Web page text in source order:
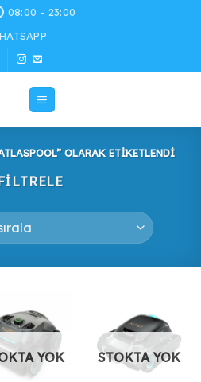
08:00 - 23:00
OLARAK ETIKETLENDI
YOK STOKTA YOK